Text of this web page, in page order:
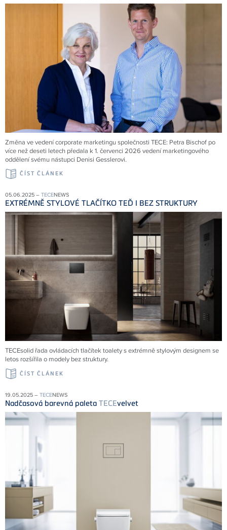
Změna ve vedení corporate marketingu společnosti TECE: Petra Bischof po
více než deseti letech předala k 1. červenci 2026 vedení marketingového
oddělení svému nástupci Denisi Gesslerovi.
ČÍST ČLÁNEK
05.06.2025 – TECENEWS
EXTRÉMNĚ STYLOVÉ TLAČÍTKO TEĎ I BEZ STRUKTURY
TECEsolid řada ovládacích tlačítek toalety s extrémně stylovým designem se
letos rozšířila o modely bez struktury.
ČÍST ČLÁNEK
19.05.2025 – TECENEWS
Nadčasová barevná paleta TECEvelvet